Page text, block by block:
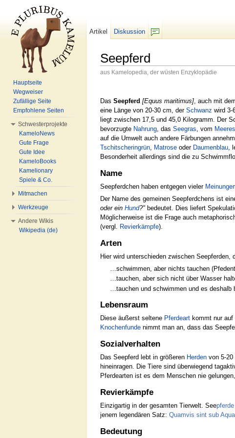
Seepferd
aus Kamelopedia, der wüsten Enzyklopädie
Das Seepferd [Equus maritimus] , auch mit
eine Länge von 20-30 cm, der Schwanz wird 3-
liegt zwischen 17,5 und 45,0 Kilogramm. Der
bevorzugte Nahrung , das Seegras , vom
auf die Umwelt auch andere Färbungen
Tschitscheringrün Matrose oder Daumenblau ,
Besonderheit allerdings sind die zu
Name
Seepferdchen haben entgegen vieler
Der Name des gemeinen Seepferdchens ist
oder ein Hund?" bedeutet. Dies liefert
Möglicherweise ist die Frage auch
(vergl.
Revierkämpfe).
Arten
Hier wird unterschieden zwischen Seepferden,
…schwimmen, aber nichts tauchen
…tauchen, aber sich nicht über Wasser
…tauchen und schwimmen und es
Lebensraum
Diese äußerst seltene Pferdeart kommt nur
Knochenfunde nimmt man an, dass das
Sozialverhalten
Das Seepferd lebt in größeren Herden von 5-20
hineinragen. Die Tiere sind überwiegend
Pferdearten ist es dem Menschen nie
Revierkämpfe
Einzigartig in der gesamten Tierwelt. See
jenem legendären Satz: Quamvis sint sub
Bedeutung
Artikel
Diskussion
Hauptseite
Wegweiser
Zufällige Seite
Empfohlene Seiten
Schwesterprojekte
KameloNews
Gute Frage
Gute Idee
KameloBooks
Kamelionary
Spiele & Co.
Mitmachen
Werkzeuge
Andere Wikis
Wikipedia (de)